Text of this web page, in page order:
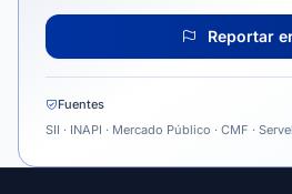
Reportar
Fuentes
SII · INAPI · Mercado Público · CMF · Servel